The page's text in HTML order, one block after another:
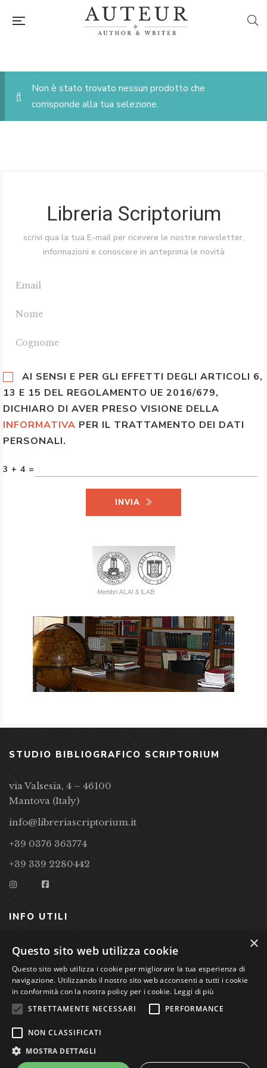
Non è stato trovato nessun prodotto che
corrisponde alla tua selezione.
Libreria Scriptorium
scrivi qua la tua E-mail per ricevere le nostre newsletter,
informazioni e conoscere in anteprima le novità
AI SENSI E PER GLI EFFETTI DEGLI ARTICOLI 6,
13 E 15 DEL REGOLAMENTO UE 2016/679,
DICHIARO DI AVER PRESO VISIONE DELLA
INFORMATIVA PER IL TRATTAMENTO DEI DATI
PERSONALI.
3 + 4 =
INVIA
STUDIO BIBLIOGRAFICO SCRIPTORIUM
via Valsesia, 4 – 46100
Mantova (Italy)
info@libreriascriptorium.it
+39 0376 363774
+39 339 2280442
INFO UTILI
CONDIZIONI DI VENDITA
PRIVACY POLICY
COOKIE POLICY
Studio Bibliografico Scriptorium Dott.ssa Sara Bassi VAT
nr. 01744000207
×
Questo sito web utilizza cookie
Questo sito web utilizza i cookie per migliorare la tua esperienza di
navigazione. Utilizzando il nostro sito web acconsenti a tutti i cookie
in conformità con la nostra policy per i cookie. Leggi di più
STRETTAMENTE NECESSARI
PERFORMANCE
NON CLASSIFICATI
MOSTRA DETTAGLI